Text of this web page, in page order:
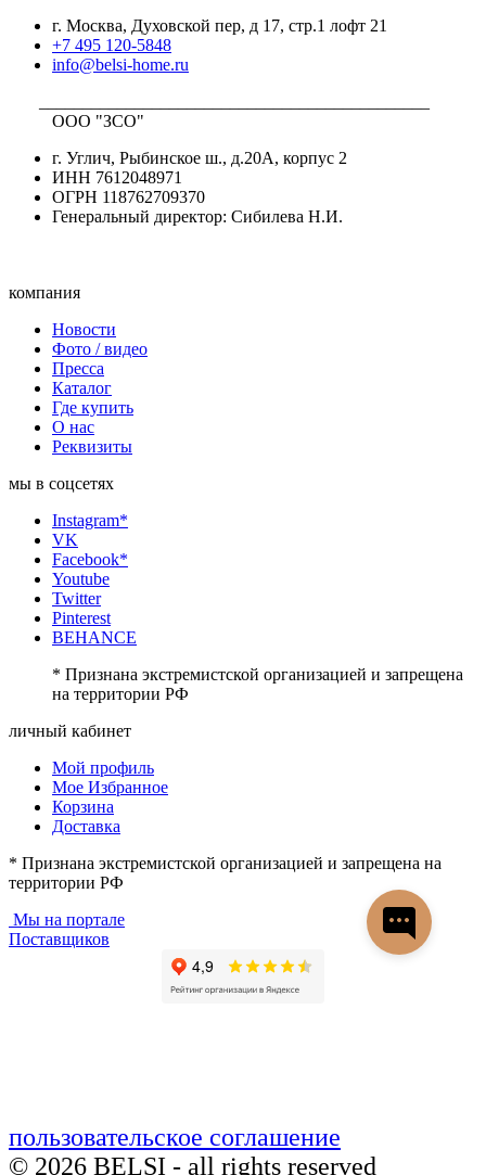
г. Москва, Духовской пер, д 17, стр.1 лофт 21
+7 495 120-5848
info@belsi-home.ru
ООО "ЗСО"
г. Углич, Рыбинское ш., д.20А, корпус 2
ИНН 7612048971
ОГРН 118762709370
Генеральный директор: Сибилева Н.И.
компания
Новости
Фото / видео
Пресса
Каталог
Где купить
О нас
Реквизиты
мы в соцсетях
Instagram*
VK
Facebook*
Youtube
Twitter
Pinterest
BEHANCE
* Признана экстремистской организацией и запрещена
на территории РФ
личный кабинет
Мой профиль
Мое Избранное
Корзина
Доставка
* Признана экстремистской организацией и запрещена на
территории РФ
Мы на портале
Поставщиков
пользовательское соглашение
© 2026 BELSI - all rights reserved